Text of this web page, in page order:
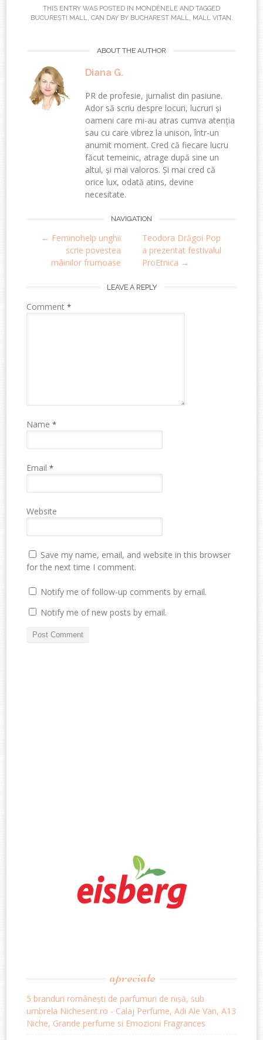
THIS ENTRY WAS POSTED IN MONDÈNELE AND TAGGED
BUCUREȘTI MALL, CAN DAY BY BUCHAREST MALL, MALL VITAN.
ABOUT THE AUTHOR
Diana G.
PR de profesie, jurnalist din pasiune.
Ador să scriu despre locuri, lucruri și
oameni care mi-au atras cumva atenția
sau cu care vibrez la unison, într-un
anumit moment. Cred că fiecare lucru
făcut temeinic, atrage după sine un
altul, și mai valoros. Și mai cred că
orice lux, odată atins, devine
necesitate.
navigation
NAVIGATION
← Feminohelp unghii
scrie povestea
mâinilor frumoase
Teodora Drăgoi Pop
a prezentat festivalul
ProEtnica →
LEAVE A REPLY
Comment*
Name*
Email*
Website
Save my name, email, and website in this browser
for the next time I comment.
Notify me of follow-up comments by email.
Notify me of new posts by email.
apreciate
5 branduri românești de parfumuri de nișă, sub
umbrela Nichesent.ro - Calaj Perfume, Adi Ale Van, A13
Niche, Grande perfume si Emozioni Fragrances